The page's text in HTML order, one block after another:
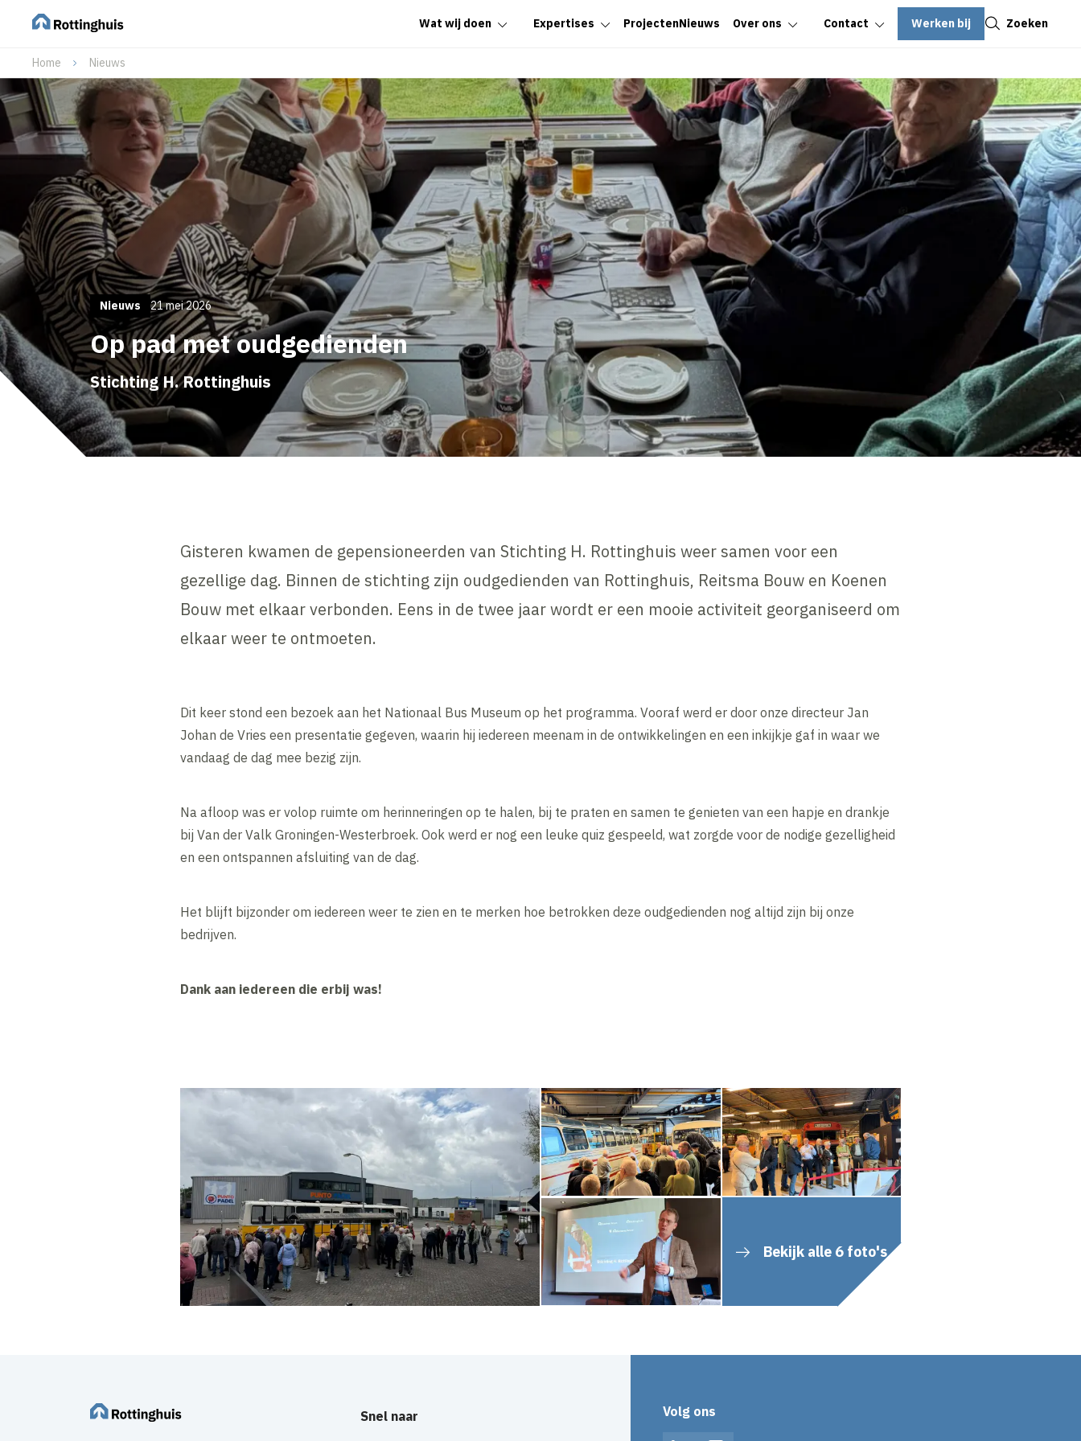
Wat wij doen Expertises ProjectenNieuws Over ons Contact Werken bij Zoeken
Home Nieuws
Nieuws 21 mei 2026
Op pad met oudgedienden
Stichting H. Rottinghuis
Gisteren kwamen de gepensioneerden van Stichting H. Rottinghuis weer samen voor een
gezellige dag. Binnen de stichting zijn oudgedienden van Rottinghuis, Reitsma Bouw en Koenen
Bouw met elkaar verbonden. Eens in de twee jaar wordt er een mooie activiteit georganiseerd om
elkaar weer te ontmoeten.
Dit keer stond een bezoek aan het Nationaal Bus Museum op het programma. Vooraf werd er door onze directeur Jan
Johan de Vries een presentatie gegeven, waarin hij iedereen meenam in de ontwikkelingen en een inkijkje gaf in waar we
vandaag de dag mee bezig zijn.
Na afloop was er volop ruimte om herinneringen op te halen, bij te praten en samen te genieten van een hapje en drankje
bij Van der Valk Groningen-Westerbroek. Ook werd er nog een leuke quiz gespeeld, wat zorgde voor de nodige gezelligheid
en een ontspannen afsluiting van de dag.
Het blijft bijzonder om iedereen weer te zien en te merken hoe betrokken deze oudgedienden nog altijd zijn bij onze
bedrijven.
Dank aan iedereen die erbij was!
Bekijk alle 6 foto's
Snel naar Volg ons
Sluiten